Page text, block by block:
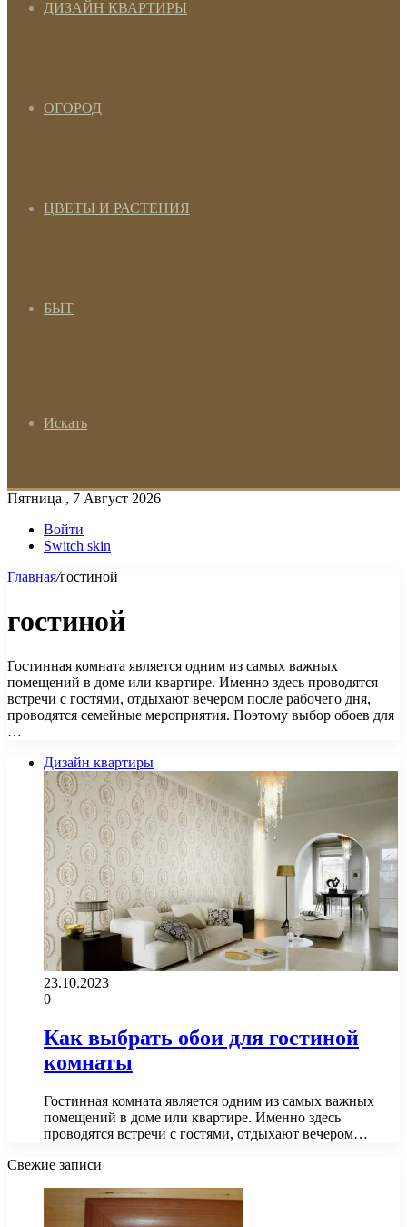
ДИЗАЙН КВАРТИРЫ
ОГОРОД
ЦВЕТЫ И РАСТЕНИЯ
БЫТ
Искать
Пятница , 7 Август 2026
Войти
Switch skin
Главная/гостиной
гостиной
Гостинная комната является одним из самых важных
помещений в доме или квартире. Именно здесь проводятся
встречи с гостями, отдыхают вечером после рабочего дня,
проводятся семейные мероприятия. Поэтому выбор обоев для
…
Дизайн квартиры
23.10.2023
0
Как выбрать обои для гостиной
комнаты
Гостинная комната является одним из самых важных
помещений в доме или квартире. Именно здесь
проводятся встречи с гостями, отдыхают вечером…
Свежие записи